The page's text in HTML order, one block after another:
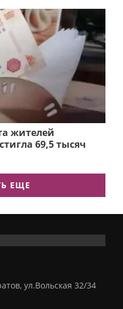
жителей
69,5 тысяч
ЕЩЕ
ул.Вольская 32/34